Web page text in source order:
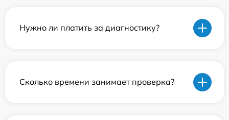
Нужно ли платить за диагностику?
Сколько времени занимает проверка?